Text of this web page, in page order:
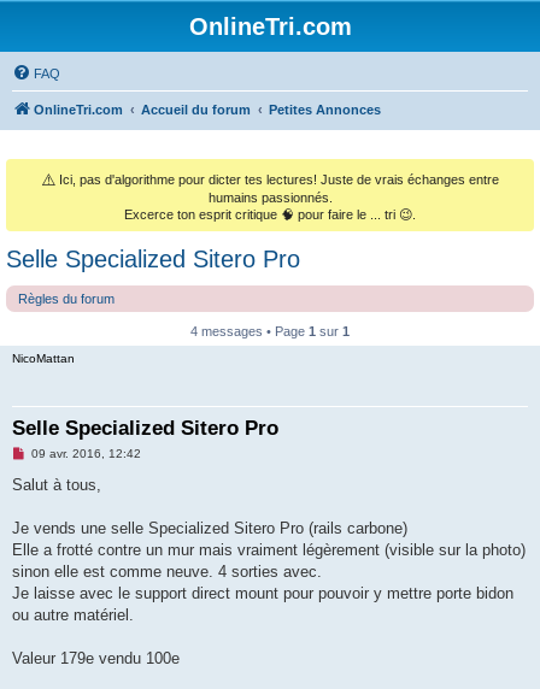
OnlineTri.com
FAQ
OnlineTri.com Accueil du forum Petites Annonces
⚠️ Ici, pas d'algorithme pour dicter tes lectures! Juste de vrais échanges entre
humains passionnés.
Excerce ton esprit critique 🧠 pour faire le ... tri 😉.
Selle Specialized Sitero Pro
Règles du forum
4 messages • Page 1 sur 1
NicoMattan
Selle Specialized Sitero Pro
M
s
g
n
o
l
u
09 avr. 2016, 12:42
Salut à tous,
Je vends une selle Specialized Sitero Pro (rails carbone)
Elle a frotté contre un mur mais vraiment légèrement (visible sur la photo)
sinon elle est comme neuve. 4 sorties avec.
Je laisse avec le support direct mount pour pouvoir y mettre porte bidon
ou autre matériel.
Valeur 179e vendu 100e